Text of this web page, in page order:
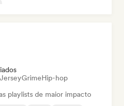
GrimeHip-hop
playlists de maior impacto